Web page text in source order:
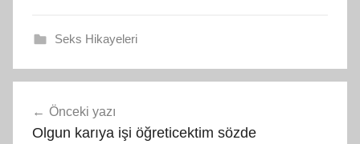
Seks Hikayeleri
gezinmesi
Önceki yazı
Olgun karıya işi öğreticektim sözde